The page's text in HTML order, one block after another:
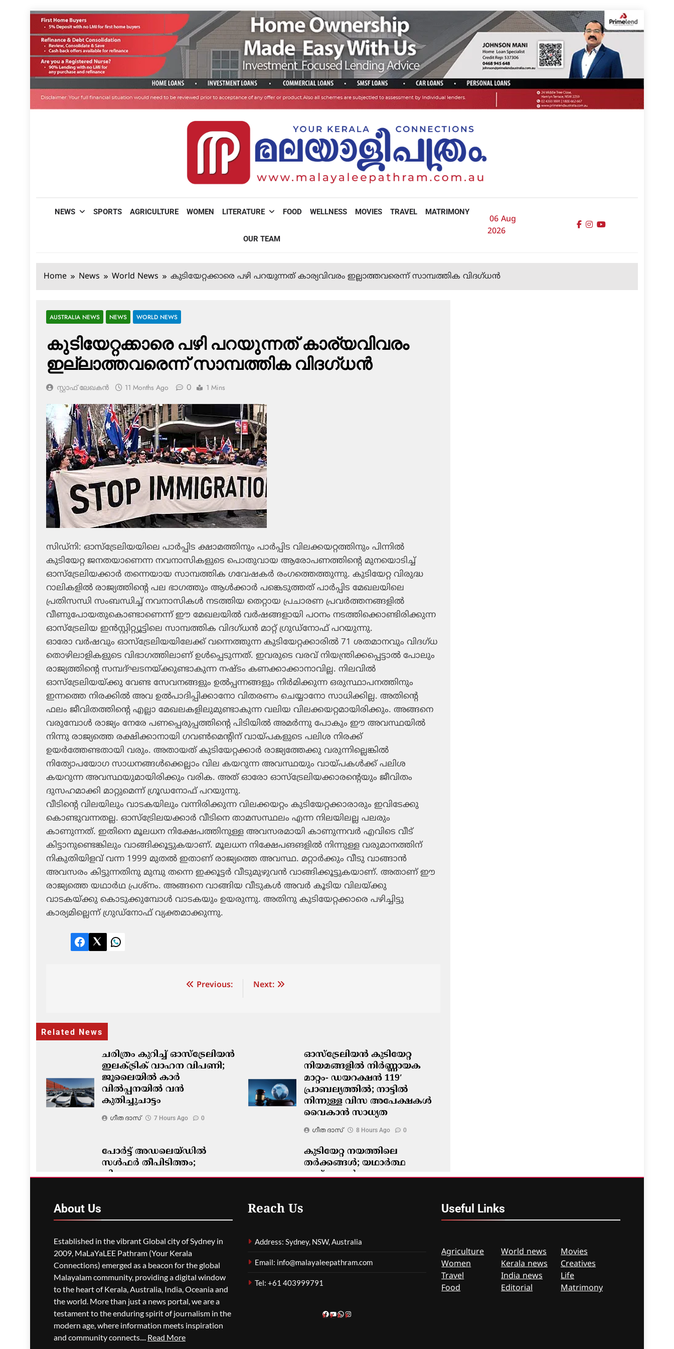
Skip
content
NEWS SPORTS AGRICULTURE WOMEN LITERATURE FOOD WELLNESS MOVIES TRAVEL MATRIMONY
OUR TEAM
06 Aug
2026
Home News World News കുടിയേറ്റക്കാരെ പഴി പറയുന്നത് കാര്യവിവരം ഇല്ലാത്തവരെന്ന് സാമ്പത്തിക വിദഗ്ധന്‍
AUSTRALIA NEWS NEWS WORLD NEWS
കുടിയേറ്റക്കാരെ പഴി പറയുന്നത് കാര്യവിവരം
ഇല്ലാത്തവരെന്ന് സാമ്പത്തിക വിദഗ്ധന്‍
സ്റ്റാഫ് ലേഖകൻ 11 Months Ago 0 1 Mins
സിഡ്‌നി: ഓസ്‌ട്രേലിയയിലെ പാര്‍പ്പിട ക്ഷാമത്തിനും പാര്‍പ്പിട വിലക്കയറ്റത്തിനും പിന്നില്‍
കുടിയേറ്റ ജനതയാണെന്ന നവനാസികളുടെ പൊതുവായ ആരോപണത്തിന്റെ മുനയൊടിച്ച്
ഓസ്‌ട്രേലിയക്കാര്‍ തന്നെയായ സാമ്പത്തിക ഗവേഷകര്‍ രംഗത്തെത്തുന്നു. കുടിയേറ്റ വിരുദ്ധ
റാലികളില്‍ രാജ്യത്തിന്റെ പല ഭാഗത്തും ആള്‍ക്കാര്‍ പങ്കെടുത്തത് പാര്‍പ്പിട മേഖലയിലെ
പ്രതിസന്ധി സംബന്ധിച്ച് നവനാസികള്‍ നടത്തിയ തെറ്റായ പ്രചാരണ പ്രവര്‍ത്തനങ്ങളില്‍
വീണുപോയതുകൊണ്ടാണെന്ന് ഈ മേഖലയില്‍ വര്‍ഷങ്ങളായി പഠനം നടത്തിക്കൊണ്ടിരിക്കുന്ന
ഓസ്‌ട്രേലിയ ഇന്‍സ്റ്റിറ്റ്യൂട്ടിലെ സാമ്പത്തിക വിദഗ്ധന്‍ മാറ്റ് ഗ്രുഡ്‌നോഫ് പറയുന്നു.
ഓരോ വര്‍ഷവും ഓസ്‌ട്രേലിയയിലേക്ക് വന്നെത്തുന്ന കുടിയേറ്റക്കാരില്‍ 71 ശതമാനവും വിദഗ്ധ
തൊഴിലാളികളുടെ വിഭാഗത്തിലാണ് ഉള്‍പ്പെടുന്നത്. ഇവരുടെ വരവ് നിയന്ത്രിക്കപ്പെട്ടാല്‍ പോലും
രാജ്യത്തിന്റെ സമ്പദ്ഘടനയ്ക്കുണ്ടാകുന്ന നഷ്ടം കണക്കാക്കാനാവില്ല. നിലവില്‍
ഓസ്‌ട്രേലിയയ്ക്കു വേണ്ട സേവനങ്ങളും ഉല്‍പ്പന്നങ്ങളും നിര്‍മിക്കുന്ന ഒരുസ്ഥാപനത്തിനും
ഇന്നത്തെ നിരക്കില്‍ അവ ഉല്‍പാദിപ്പിക്കാനോ വിതരണം ചെയ്യാനോ സാധിക്കില്ല. അതിന്റെ
ഫലം ജീവിതത്തിന്റെ എല്ലാ മേഖലകളിലുമുണ്ടാകുന്ന വലിയ വിലക്കയറ്റമായിരിക്കും. അങ്ങനെ
വരുമ്പോള്‍ രാജ്യം നേരേ പണപ്പെരുപ്പത്തിന്റെ പിടിയില്‍ അമര്‍ന്നു പോകും ഈ അവസ്ഥയില്‍
നിന്നു രാജ്യത്തെ രക്ഷിക്കാനായി ഗവണ്‍മെന്റിന് വായ്പകളുടെ പലിശ നിരക്ക്
ഉയര്‍ത്തേണ്ടതായി വരും. അതായത് കുടിയേറ്റക്കാര്‍ രാജ്യത്തേക്കു വരുന്നില്ലെങ്കില്‍
നിത്യോപയോഗ സാധനങ്ങള്‍ക്കെല്ലാം വില കയറുന്ന അവസ്ഥയും വായ്പകള്‍ക്ക് പലിശ
കയറുന്ന അവസ്ഥയുമായിരിക്കും വരിക. അത് ഓരോ ഓസ്‌ട്രേലിയക്കാരന്റെയും ജീവിതം
ദുസഹമാക്കി മാറ്റുമെന്ന് ഗ്രൂഡനോഫ് പറയുന്നു.
വീടിന്റെ വിലയിലും വാടകയിലും വന്നിരിക്കുന്ന വിലക്കയറ്റം കുടിയേറ്റക്കാരാരും ഇവിടേക്കു
കൊണ്ടുവന്നതല്ല. ഓസ്‌ട്രേിലയക്കാര്‍ വീടിനെ താമസസ്ഥലം എന്ന നിലയിലല്ല പലരും
കാണുന്നത്. ഇതിനെ മൂലധന നിക്ഷേപത്തിനുള്ള അവസരമായി കാണുന്നവര്‍ എവിടെ വീട്
കിട്ടാനുണ്ടെങ്കിലും വാങ്ങിക്കൂട്ടുകയാണ്. മൂലധന നിക്ഷേപങങളില്‍ നിന്നുള്ള വരുമാനത്തിന്
നികുതിയിളവ് വന്ന 1999 മുതല്‍ ഇതാണ് രാജ്യത്തെ അവസ്ഥ. മറ്റാര്‍ക്കും വീടു വാങ്ങാന്‍
അവസരം കിട്ടുന്നതിനു മുമ്പു തന്നെ ഇക്കൂട്ടര്‍ വീടുമുഴുവന്‍ വാങ്ങിക്കൂട്ടുകയാണ്. അതാണ് ഈ
രാജ്യത്തെ യഥാര്‍ഥ പ്രശ്‌നം. അങ്ങനെ വാങ്ങിയ വീടുകള്‍ അവര്‍ കൂടിയ വിലയ്ക്കു
വാടകയ്ക്കു കൊടുക്കുമ്പോള്‍ വാടകയും ഉയരുന്നു. അതിനു കുടിയേറ്റക്കാരെ പഴിച്ചിട്ടു
കാര്യമില്ലെന്ന് ഗ്രുഡ്‌നോഫ് വ്യക്തമാക്കുന്നു.
Facebook
TwitterLinkedIn
Previous: Next:
Related News
ചരിത്രം കുറിച്ച് ഓസ്‌ട്രേലിയൻ
ഇലക്ട്രിക് വാഹന വിപണി;
ജൂലൈയിൽ കാർ
വിൽപ്പനയിൽ വൻ
കുതിച്ചുചാട്ടം
ഗീത ദാസ്‌ 7 Hours Ago 0
ഓസ്‌ട്രേലിയൻ കുടിയേറ്റ
നിയമങ്ങളിൽ നിർണ്ണായക
മാറ്റം- ഡയറക്ഷൻ 119′
പ്രാബല്യത്തിൽ; നാട്ടിൽ
നിന്നുള്ള വിസ അപേക്ഷകൾ
വൈകാൻ സാധ്യത
ഗീത ദാസ്‌ 8 Hours Ago 0
പോർട്ട് അഡലെയ്ഡിൽ
സൾഫർ തീപിടിത്തം;
വിഷപുക പടരുന്നു,
കുടിയേറ്റ നയത്തിലെ
തർക്കങ്ങൾ; യഥാർത്ഥ
പ്രശ്നങ്ങൾ
About Us
Established in the vibrant Global city of Sydney in
2009, MaLaYaLEE Pathram (Your Kerala
Connections) emerged as a beacon for the global
Malayalam community, providing a digital window
to the heart of Kerala, Australia, India, Oceania and
the world. More than just a news portal, we are a
testament to the enduring spirit of journalism in the
modern age, where information meets inspiration
and community connects.... Read More
Reach Us
Address: Sydney, NSW, Australia
Email: info@malayaleepathram.com
Tel: +61 403999791
Facebook
YouTube
WhatsApp
Instagram
Useful Links
Agriculture
Women
Travel
Food
World news
Kerala news
India news
Editorial
Movies
Creatives
Life
Matrimony